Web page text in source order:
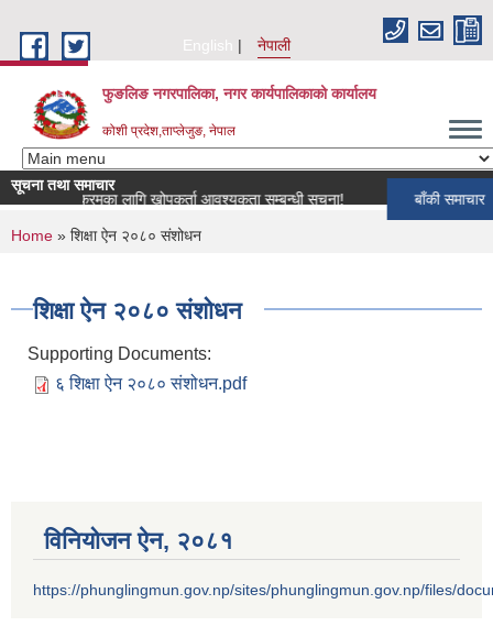
English
नेपाली
फुङलिङ नगरपालिका, नगर कार्यपालिकाको कार्यालय
कोशी प्रदेश,ताप्लेजुङ, नेपाल
सूचना तथा समाचार
कार्यक्रमका लागि खोपकर्ता आवश्यकता सम्बन्धी सूचना!
बाँकी समाचार
You are here
Home » शिक्षा ऐन २०८० संशोधन
शिक्षा ऐन २०८० संशोधन
Supporting Documents:
६ शिक्षा ऐन २०८० संशोधन.pdf
विनियोजन ऐन‚ २०८१
https://phunglingmun.gov.np/sites/phunglingmun.gov.np/files/